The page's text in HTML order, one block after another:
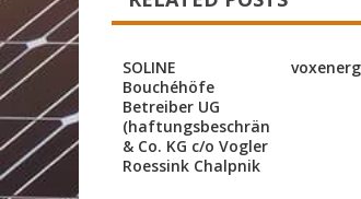
SOLINE
Bouchéhöfe
Betreiber UG
(haftungsbeschränkt)
& Co. KG c/o Vogler
Roessink Chalpnik